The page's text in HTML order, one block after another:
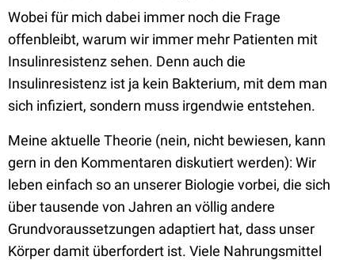
Wobei für mich dabei immer noch die Frage
offenbleibt, warum wir immer mehr Patienten mit
Insulinresistenz sehen. Denn auch die
Insulinresistenz ist ja kein Bakterium, mit dem man
sich infiziert, sondern muss irgendwie entstehen.
Meine aktuelle Theorie (nein, nicht bewiesen, kann
gern in den Kommentaren diskutiert werden): Wir
leben einfach so an unserer Biologie vorbei, die sich
über tausende von Jahren an völlig andere
Grundvoraussetzungen adaptiert hat, dass unser
Körper damit überfordert ist. Viele Nahrungsmittel